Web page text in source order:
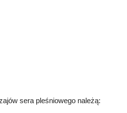
sera pleśniowego należą: